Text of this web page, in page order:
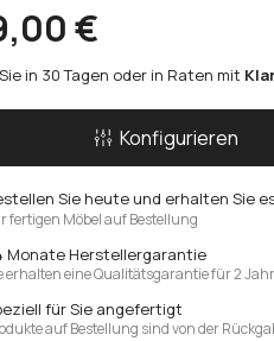
€
in 30 Tagen oder in Raten mit
Konfigurieren
Sie heute und erhalten Sie
fertigen Möbel auf Bestellung
Monate Herstellergarantie
erhalten eine Qualitätsgarantie für 2
für Sie angefertigt
auf Bestellung sind von der